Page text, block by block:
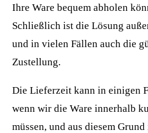
Ihre Ware bequem abholen
Schließlich ist die Lösung
und in vielen Fällen auch die
Zustellung.
Die Lieferzeit kann in einigen
wenn wir die Ware innerhalb
müssen, und aus diesem